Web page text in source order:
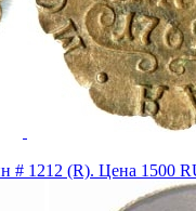
# 1212 (R). Цена 1500